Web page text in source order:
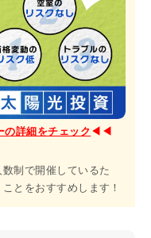
の詳細をチェック ◀︎◀︎
制で開催しているた
とをおすすめします！